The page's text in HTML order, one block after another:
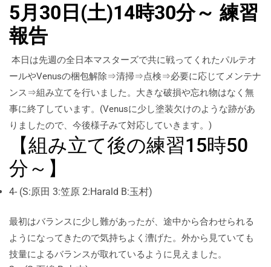
5月30日(土)14時30分～ 練習
報告
本日は先週の全日本マスターズで共に戦ってくれたパルテオ
ールやVenusの梱包解除⇒清掃⇒点検⇒必要に応じてメンテナ
ンス⇒組み立てを行いました。大きな破損や忘れ物はなく無
事に終了しています。(Venusに少し塗装欠けのような跡があ
りましたので、今後様子みて対応していきます。)
【組み立て後の練習15時50
分～】
4- (S:原田 3:笠原 2:Harald B:玉村)
最初はバランスに少し難があったが、途中から合わせられる
ようになってきたので気持ちよく漕げた。外から見ていても
技量によるバランスが取れているように見えました。